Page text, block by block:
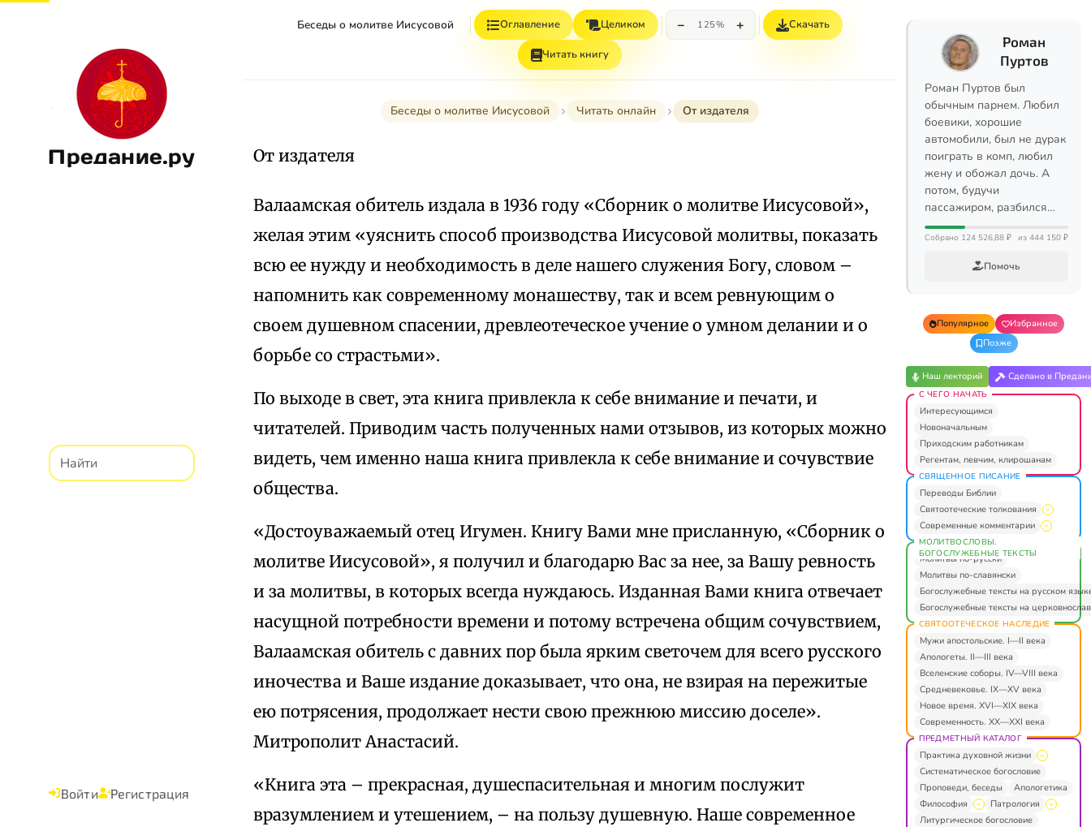
Предание.ру
Войти Регистрация
Беседы о молитве Иисусовой Оглавление Целиком − 125% + Скачать
Читать книгу
Беседы о молитве Иисусовой Читать онлайн От издателя
От издателя
Валаамская обитель издала в 1936 году «Сборник о молитве Иисусовой»,
желая этим «уяснить способ производства Иисусовой молитвы, показать
всю ее нужду и необходимость в деле нашего служения Богу, словом –
напомнить как современному монашеству, так и всем ревнующим о
своем душевном спасении, древлеотеческое учение о умном делании и о
борьбе со страстьми».
По выходе в свет, эта книга привлекла к себе внимание и печати, и
читателей. Приводим часть полученных нами отзывов, из которых можно
видеть, чем именно наша книга привлекла к себе внимание и сочувствие
общества.
«Достоуважаемый отец Игумен. Книгу Вами мне присланную, «Сборник о
молитве Иисусовой», я получил и благодарю Вас за нее, за Вашу ревность
и за молитвы, в которых всегда нуждаюсь. Изданная Вами книга отвечает
насущной потребности времени и потому встречена общим сочувствием,
Валаамская обитель с давних пор была ярким светочем для всего русского
иночества и Ваше издание доказывает, что она, не взирая на пережитые
ею потрясения, продолжает нести свою прежнюю миссию доселе».
Митрополит Анастасий.
«Книга эта – прекрасная, душеспасительная и многим послужит
вразумлением и утешением, – на пользу душевную. Наше современное
Роман
Пуртов
Роман Пуртов был
обычным парнем. Любил
боевики, хорошие
автомобили, был не дурак
поиграть в комп, любил
жену и обожал дочь. А
потом, будучи
пассажиром, разбился…
Собрано 124 526,88 ₽ из 444 150 ₽
Помочь
Популярное
Избранное
Позже
Наш лекторий Сделано в
С ЧЕГО НАЧАТЬ
Интересующимся
Новоначальным
Приходским работникам
Регентам, певчим, клирошанам
СВЯЩЕННОЕ ПИСАНИЕ
Переводы Библии
Святоотеческие толкования
Современные комментарии
МОЛИТВОСЛОВЫ.
БОГОСЛУЖЕБНЫЕ ТЕКСТЫ
Молитвы по-русски
Молитвы по-славянски
Богослужебные тексты на русском
Богослужебные тексты на
СВЯТООТЕЧЕСКОЕ НАСЛЕДИЕ
Мужи апостольские. I—II века
Апологеты. II—III века
Вселенские соборы. IV—VIII века
Средневековье. IX—XV века
Новое время. XVI—XIX века
Современность. XX—XXI века
ПРЕДМЕТНЫЙ КАТАЛОГ
Практика духовной жизни
Систематическое богословие
Проповеди, беседы
Апологетика
Философия
Патрология
Литургическое богословие